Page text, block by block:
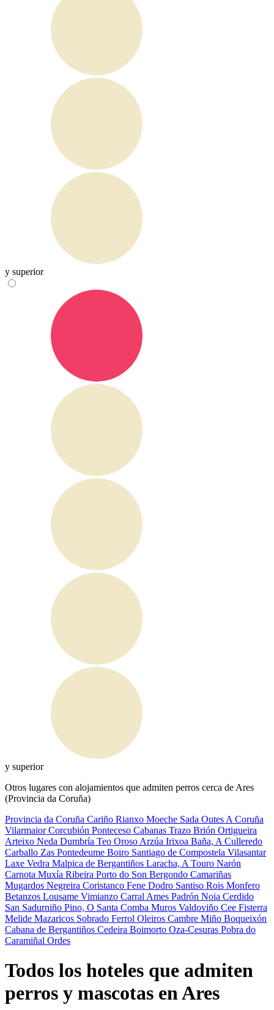
y superior
y superior
Otros lugares con alojamientos que admiten perros cerca de Ares
(Provincia da Coruña)
Provincia da Coruña Cariño Rianxo Moeche Sada Outes A Coruña
VilarmaiorCorcubión Ponteceso Cabanas Trazo Brión Ortigueira
Arteixo Neda Dumbría Teo Oroso Arzúa Irixoa Baña, A Culleredo
Carballo Zas Pontedeume Boiro Santiago de Compostela Vilasantar
Laxe Vedra Malpica de Bergantiños Laracha, A Touro Narón
Carnota Muxía Ribeira Porto do Son Bergondo Camariñas
Mugardos Negreira Coristanco Fene Dodro Santiso Rois Monfero
Betanzos Lousame Vimianzo Carral Ames Padrón Noia Cerdido
San Sadurniño Pino, O Santa Comba Muros Valdoviño Cee Fisterra
Melide Mazaricos Sobrado Ferrol Oleiros Cambre Miño Boqueixón
Cabana de Bergantiños Cedeira Boimorto Oza-Cesuras Pobra do
Caramiñal Ordes
Todos los hoteles que admiten
perros y mascotas en Ares